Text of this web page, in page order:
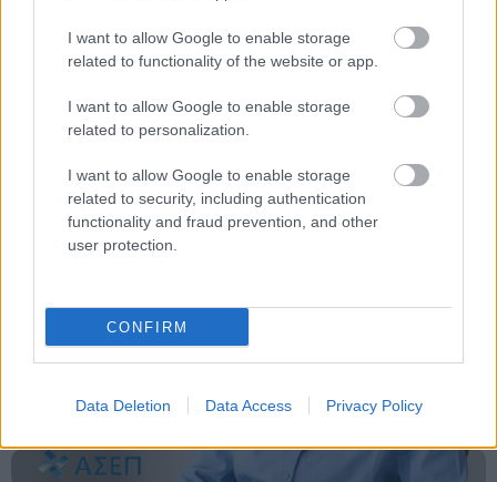
I want to allow Google to enable storage
related to functionality of the website or app.
I want to allow Google to enable storage
related to personalization.
I want to allow Google to enable storage
related to security, including authentication
functionality and fraud prevention, and other
user protection.
CONFIRM
Data Deletion Data Access Privacy Policy
Θέσεις εργασίας Προσλήψεις Ειδική Αγωγή
Διαγωνισμός ΑΣΕΠ Εκπαιδευτικοί
Προσλήψεις εκπαιδευτικών Αποτελέσματα ΑΣΕΠ